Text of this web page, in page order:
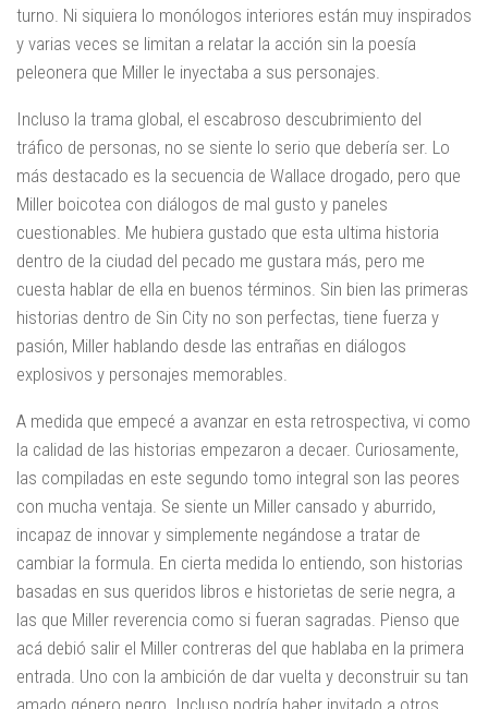
turno. Ni siquiera lo monólogos interiores están muy inspirados
y varias veces se limitan a relatar la acción sin la poesía
peleonera que Miller le inyectaba a sus personajes.
Incluso la trama global, el escabroso descubrimiento del
tráfico de personas, no se siente lo serio que debería ser. Lo
más destacado es la secuencia de Wallace drogado, pero que
Miller boicotea con diálogos de mal gusto y paneles
cuestionables. Me hubiera gustado que esta ultima historia
dentro de la ciudad del pecado me gustara más, pero me
cuesta hablar de ella en buenos términos. Sin bien las primeras
historias dentro de Sin City no son perfectas, tiene fuerza y
pasión, Miller hablando desde las entrañas en diálogos
explosivos y personajes memorables.
A medida que empecé a avanzar en esta retrospectiva, vi como
la calidad de las historias empezaron a decaer. Curiosamente,
las compiladas en este segundo tomo integral son las peores
con mucha ventaja. Se siente un Miller cansado y aburrido,
incapaz de innovar y simplemente negándose a tratar de
cambiar la formula. En cierta medida lo entiendo, son historias
basadas en sus queridos libros e historietas de serie negra, a
las que Miller reverencia como si fueran sagradas. Pienso que
acá debió salir el Miller contreras del que hablaba en la primera
entrada. Uno con la ambición de dar vuelta y deconstruir su tan
amado género negro. Incluso podría haber invitado a otros